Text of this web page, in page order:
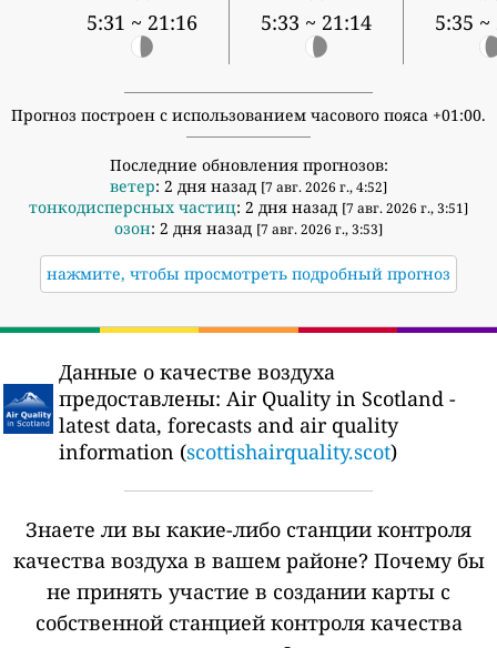
5:31 ~ 21:16 5:33 ~ 21:14 5:35 ~
Прогноз построен с использованием часового пояса +01:00.
Последние обновления прогнозов:
ветер: 2 дня назад [7 авг. 2026 г., 4:52]
тонкодисперсных частиц: 2 дня назад [7 авг. 2026 г., 3:51]
озон: 2 дня назад [7 авг. 2026 г., 3:53]
нажмите, чтобы просмотреть подробный прогноз
Данные о качестве воздуха
предоставлены: Air Quality in Scotland -
latest data, forecasts and air quality
information (scottishairquality.scot)
Знаете ли вы какие-либо станции контроля
качества воздуха в вашем районе? Почему бы
не принять участие в создании карты с
собственной станцией контроля качества